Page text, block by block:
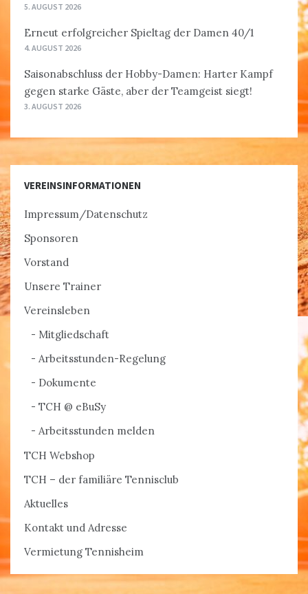
5. AUGUST 2026
Erneut erfolgreicher Spieltag der Damen 40/1
4. AUGUST 2026
Saisonabschluss der Hobby-Damen: Harter Kampf
gegen starke Gäste, aber der Teamgeist siegt!
3. AUGUST 2026
VEREINSINFORMATIONEN
Impressum/Datenschutz
Sponsoren
Vorstand
Unsere Trainer
Vereinsleben
Mitgliedschaft
Arbeitsstunden-Regelung
Dokumente
TCH @ eBuSy
Arbeitsstunden melden
TCH Webshop
TCH – der familiäre Tennisclub
Aktuelles
Kontakt und Adresse
Vermietung Tennisheim